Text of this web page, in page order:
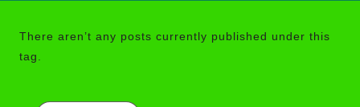
c
k
e
crackear
software
There aren’t any posts currently published under this
tag.